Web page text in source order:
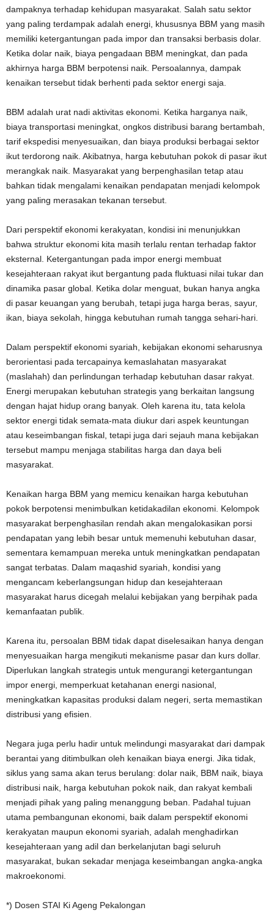
dampaknya terhadap kehidupan masyarakat. Salah satu sektor
yang paling terdampak adalah energi, khususnya BBM yang masih
memiliki ketergantungan pada impor dan transaksi berbasis dolar.
Ketika dolar naik, biaya pengadaan BBM meningkat, dan pada
akhirnya harga BBM berpotensi naik. Persoalannya, dampak
kenaikan tersebut tidak berhenti pada sektor energi saja.
BBM adalah urat nadi aktivitas ekonomi. Ketika harganya naik,
biaya transportasi meningkat, ongkos distribusi barang bertambah,
tarif ekspedisi menyesuaikan, dan biaya produksi berbagai sektor
ikut terdorong naik. Akibatnya, harga kebutuhan pokok di pasar ikut
merangkak naik. Masyarakat yang berpenghasilan tetap atau
bahkan tidak mengalami kenaikan pendapatan menjadi kelompok
yang paling merasakan tekanan tersebut.
Dari perspektif ekonomi kerakyatan, kondisi ini menunjukkan
bahwa struktur ekonomi kita masih terlalu rentan terhadap faktor
eksternal. Ketergantungan pada impor energi membuat
kesejahteraan rakyat ikut bergantung pada fluktuasi nilai tukar dan
dinamika pasar global. Ketika dolar menguat, bukan hanya angka
di pasar keuangan yang berubah, tetapi juga harga beras, sayur,
ikan, biaya sekolah, hingga kebutuhan rumah tangga sehari-hari.
Dalam perspektif ekonomi syariah, kebijakan ekonomi seharusnya
berorientasi pada tercapainya kemaslahatan masyarakat
(maslahah) dan perlindungan terhadap kebutuhan dasar rakyat.
Energi merupakan kebutuhan strategis yang berkaitan langsung
dengan hajat hidup orang banyak. Oleh karena itu, tata kelola
sektor energi tidak semata-mata diukur dari aspek keuntungan
atau keseimbangan fiskal, tetapi juga dari sejauh mana kebijakan
tersebut mampu menjaga stabilitas harga dan daya beli
masyarakat.
Kenaikan harga BBM yang memicu kenaikan harga kebutuhan
pokok berpotensi menimbulkan ketidakadilan ekonomi. Kelompok
masyarakat berpenghasilan rendah akan mengalokasikan porsi
pendapatan yang lebih besar untuk memenuhi kebutuhan dasar,
sementara kemampuan mereka untuk meningkatkan pendapatan
sangat terbatas. Dalam maqashid syariah, kondisi yang
mengancam keberlangsungan hidup dan kesejahteraan
masyarakat harus dicegah melalui kebijakan yang berpihak pada
kemanfaatan publik.
Karena itu, persoalan BBM tidak dapat diselesaikan hanya dengan
menyesuaikan harga mengikuti mekanisme pasar dan kurs dollar.
Diperlukan langkah strategis untuk mengurangi ketergantungan
impor energi, memperkuat ketahanan energi nasional,
meningkatkan kapasitas produksi dalam negeri, serta memastikan
distribusi yang efisien.
Negara juga perlu hadir untuk melindungi masyarakat dari dampak
berantai yang ditimbulkan oleh kenaikan biaya energi. Jika tidak,
siklus yang sama akan terus berulang: dolar naik, BBM naik, biaya
distribusi naik, harga kebutuhan pokok naik, dan rakyat kembali
menjadi pihak yang paling menanggung beban. Padahal tujuan
utama pembangunan ekonomi, baik dalam perspektif ekonomi
kerakyatan maupun ekonomi syariah, adalah menghadirkan
kesejahteraan yang adil dan berkelanjutan bagi seluruh
masyarakat, bukan sekadar menjaga keseimbangan angka-angka
makroekonomi.
*) Dosen STAI Ki Ageng Pekalongan